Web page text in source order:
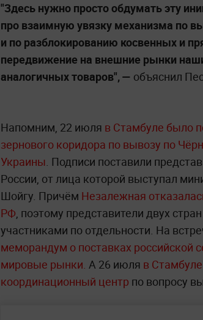
"Здесь нужно просто обдумать эту
про взаимную увязку механизма по
и по разблокированию косвенных и
передвижение на внешние рынки
аналогичных товаров",— объяснил
Напомним, 22 июля в Стамбуле было
зернового коридора по вывозу по
Украины. Подписи поставили
России, от лица которой выступал
Шойгу. Причём Незалежная
РФ, поэтому представители двух
участниками по отдельности. На
меморандум о поставках российской
мировые рынки. А 26 июля в
координационный центр по вопросу